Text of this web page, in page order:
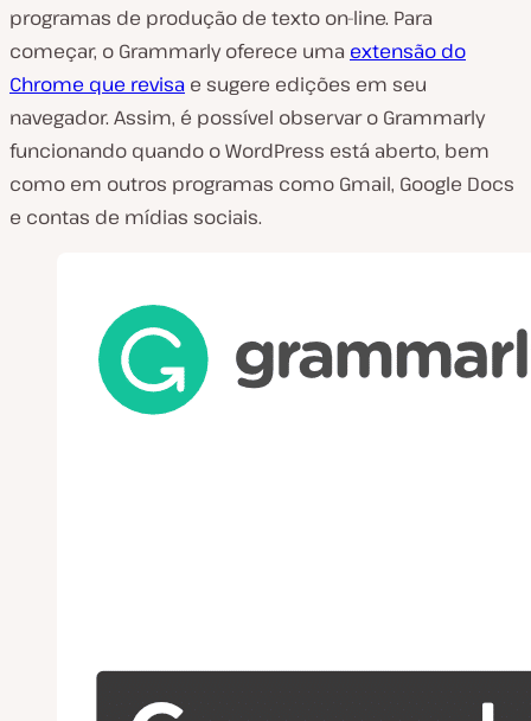
programas de produção de texto on-line. Para
começar, o Grammarly oferece uma extensão do
Chrome que revisa e sugere edições em seu
navegador. Assim, é possível observar o Grammarly
funcionando quando o WordPress está aberto, bem
como em outros programas como Gmail, Google Docs
e contas de mídias sociais.